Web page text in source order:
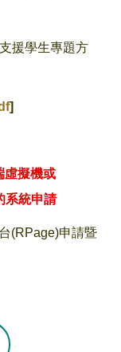
援學生專題方
]
虛擬機或
統申請
(RPage)申請暨